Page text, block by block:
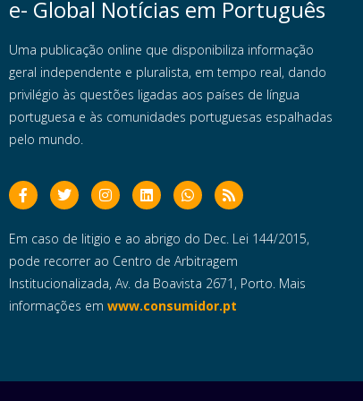
e- Global Notícias em Português
Uma publicação online que disponibiliza informação
geral independente e pluralista, em tempo real, dando
privilégio às questões ligadas aos países de língua
portuguesa e às comunidades portuguesas espalhadas
pelo mundo.
Em caso de litigio e ao abrigo do Dec. Lei 144/2015,
pode recorrer ao Centro de Arbitragem
Institucionalizada, Av. da Boavista 2671, Porto. Mais
informações em www.consumidor.pt